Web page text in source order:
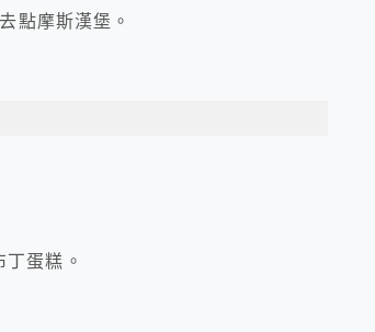
點摩斯漢堡。
蛋糕。